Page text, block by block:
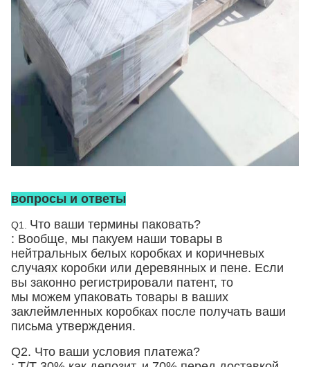
вопросы и ответы
Q1. Что ваши термины паковать?
: Вообще, мы пакуем наши товары в
нейтральных белых коробках и коричневых
случаях коробки или деревянных и пене. Если
вы законно регистрировали патент, то
мы можем упаковать товары в ваших
заклеймленных коробках после получать ваши
письма утверждения.
Q2. Что ваши условия платежа?